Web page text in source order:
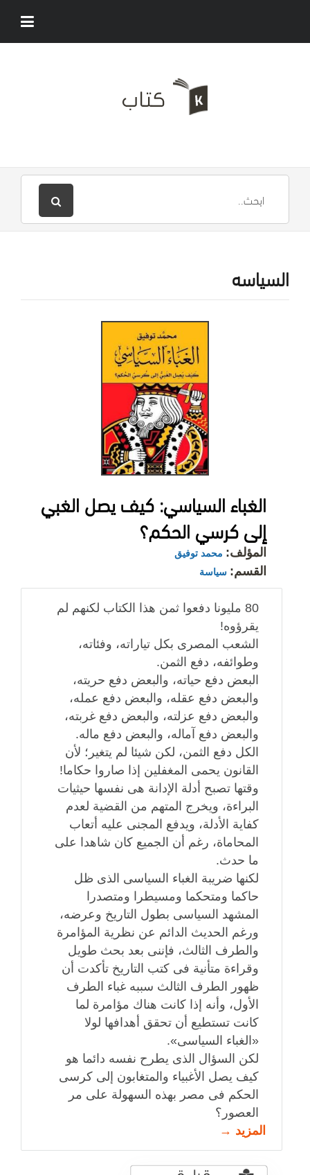
السياسه
الغباء السياسي: كيف يصل الغبي
إلى كرسي الحكم؟
المؤلف: محمد توفيق
القسم: سياسة
80 مليونا دفعوا ثمن هذا الكتاب لكنهم لم
يقرؤوه!
الشعب المصرى بكل تياراته، وفئاته،
وطوائفه، دفع الثمن.
البعض دفع حياته، والبعض دفع حريته،
والبعض دفع عقله، والبعض دفع عمله،
والبعض دفع عزلته، والبعض دفع غربته،
والبعض دفع آماله، والبعض دفع ماله.
الكل دفع الثمن، لكن شيئا لم يتغير؛ لأن
القانون يحمى المغفلين إذا صاروا حكاما!
وقتها تصبح أدلة الإدانة هى نفسها حيثيات
البراءة، ويخرج المتهم من القضية لعدم
كفاية الأدلة، ويدفع المجنى عليه أتعاب
المحاماة، رغم أن الجميع كان شاهدا على
ما حدث.
لكنها ضريبة الغباء السياسى الذى ظل
حاكما ومتحكما ومسيطرا ومتصدرا
المشهد السياسى بطول التاريخ وعرضه،
ورغم الحديث الدائم عن نظرية المؤامرة
والطرف الثالث، فإننى بعد بحث طويل
وقراءة متأنية فى كتب التاريخ تأكدت أن
ظهور الطرف الثالث سببه غباء الطرف
الأول، وأنه إذا كانت هناك مؤامرة لما
كانت تستطيع أن تحقق أهدافها لولا
«الغباء السياسى».
لكن السؤال الذى يطرح نفسه دائما هو
كيف يصل الأغبياء والمتغابون إلى كرسى
الحكم فى مصر بهذه السهولة على مر
العصور؟
المزيد →